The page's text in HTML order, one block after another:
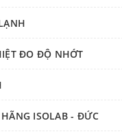
ĐO ĐỘ NHỚT
ISOLAB - ĐỨC